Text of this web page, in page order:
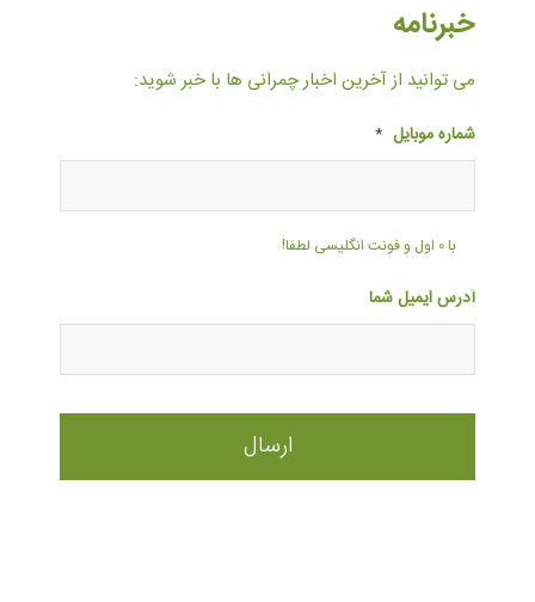
خبرنامه
می توانید از آخرین اخبار چمرانی ها با خبر شوید:
شماره موبایل *
با ۰ اول و فونت انگلیسی لطفا!
آدرس ایمیل شما